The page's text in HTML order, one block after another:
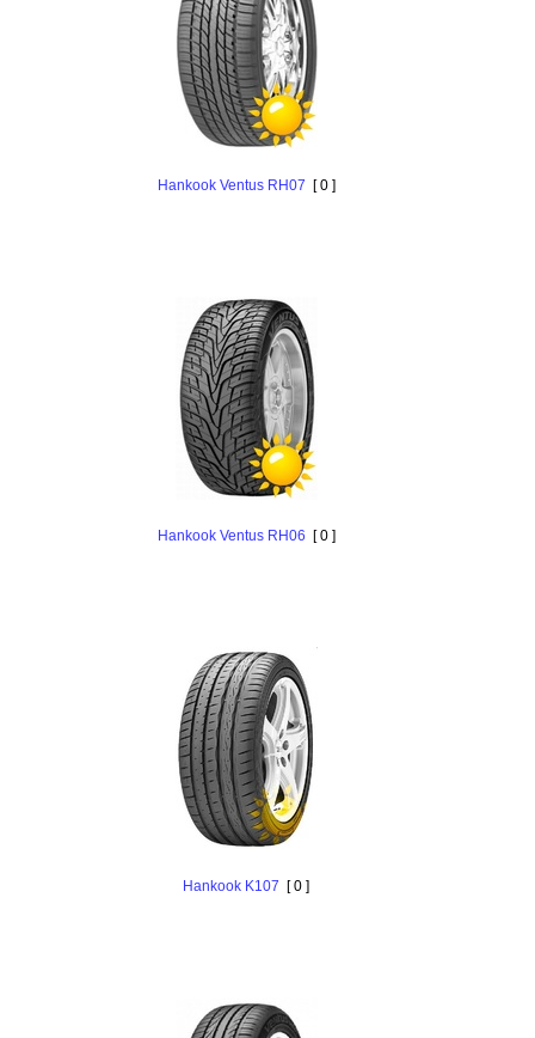
Hankоok Ventus RH07 [ 0 ]
Hankоok Ventus RH06 [ 0 ]
Hankоok K107 [ 0 ]